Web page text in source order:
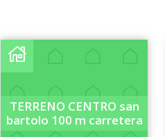
TERRENO CENTRO san
bartolo 100 m carretera